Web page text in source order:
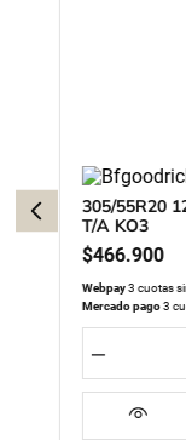
305/55R20
T/A KO3
$466.900
Webpay3 cuotas
Mercado pago3
－